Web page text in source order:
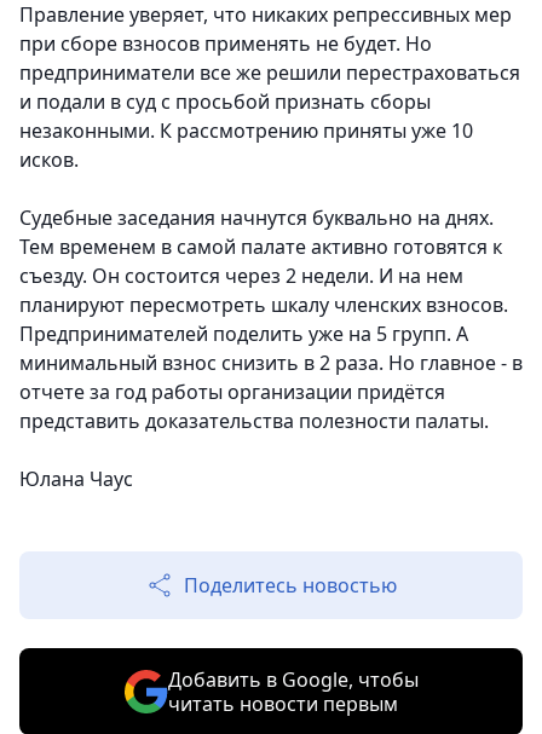
Правление уверяет, что никаких репрессивных мер
при сборе взносов применять не будет. Но
предприниматели все же решили перестраховаться
и подали в суд с просьбой признать сборы
незаконными. К рассмотрению приняты уже 10
исков.
Судебные заседания начнутся буквально на днях.
Тем временем в самой палате активно готовятся к
съезду. Он состоится через 2 недели. И на нем
планируют пересмотреть шкалу членских взносов.
Предпринимателей поделить уже на 5 групп. А
минимальный взнос снизить в 2 раза. Но главное - в
отчете за год работы организации придётся
представить доказательства полезности палаты.
Юлана Чаус
Поделитесь новостью
Добавить в Google, чтобы
читать новости первым